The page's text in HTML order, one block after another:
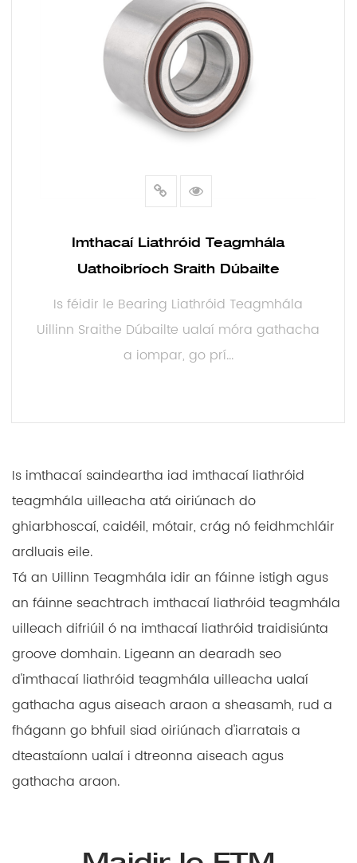
Imthacaí Liathróid Teagmhála
Uathoibríoch Sraith Dúbailte
Is féidir le Bearing Liathróid Teagmhála
Uillinn Sraithe Dúbailte ualaí móra gathacha
a iompar, go prí...
Is imthacaí saindeartha iad imthacaí liathróid
teagmhála uilleacha atá oiriúnach do
ghiarbhoscaí, caidéil, mótair, crág nó feidhmchláir
ardluais eile.
Tá an Uillinn Teagmhála idir an fáinne istigh agus
an fáinne seachtrach imthacaí liathróid teagmhála
uilleach difriúil ó na imthacaí liathróid traidisiúnta
groove domhain. Ligeann an dearadh seo
d'imthacaí liathróid teagmhála uilleacha ualaí
gathacha agus aiseach araon a sheasamh, rud a
fhágann go bhfuil siad oiriúnach d'iarratais a
dteastaíonn ualaí i dtreonna aiseach agus
gathacha araon.